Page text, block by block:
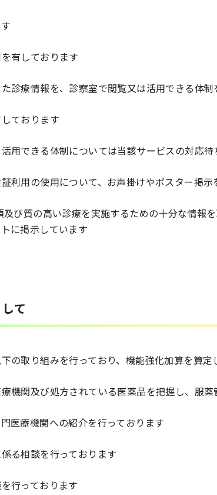
有しております
診療情報を、診察室で閲覧又は活用できる体
ております
用できる体制については当該サービスの対応
利用の使用について、お声掛けやポスター掲示
び質の高い診療を実施するための十分な情報
に掲示しています
て
の取り組みを行っており、機能強化加算を算定
機関及び処方されている医薬品を把握し、服
医療機関への紹介を行っております
る相談を行っております
行っております